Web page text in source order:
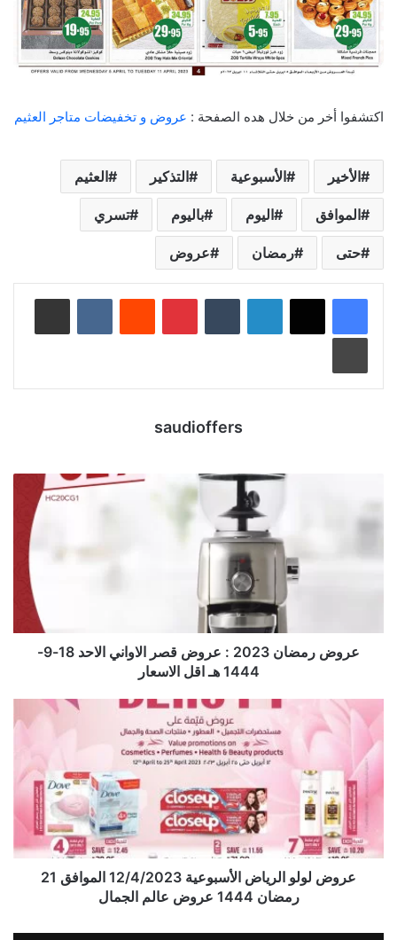
اكتشفوا أخر من خلال هده الصفحة : عروض و تخفيضات متاجر العثيم
الأخير الأسبوعية التذكير العثيم
الموافق اليوم باليوم تسري
حتى رمضان عروض
لينكدإن بينتيريست
saudioffers
عروض رمضان 2023 : عروض قصر الاواني الاحد 18-9-
1444 هـ اقل الاسعار
عروض لولو الرياض الأسبوعية 12/4/2023 الموافق 21
رمضان 1444 عروض عالم الجمال